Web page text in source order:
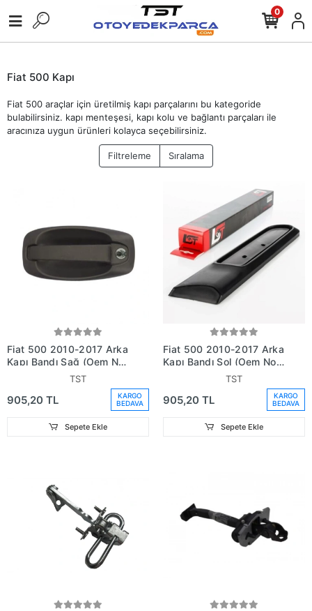
0
Fiat 500 Kapı
Fiat 500 araçlar için üretilmiş kapı parçalarını bu kategoride
bulabilirsiniz. kapı menteşesi, kapı kolu ve bağlantı parçaları ile
aracınıza uygun ürünleri kolayca seçebilirsiniz.
Filtreleme Sıralama
Fiat 500 2010-2017 Arka
Kapı Bandı Sağ (Oem No
(735488140))TST
905,20 TL
KARGO
BEDAVA
Sepete Ekle
Fiat 500 2010-2017 Arka
Kapı Bandı Sol (Oem No
(735488139))TST
905,20 TL
KARGO
BEDAVA
Sepete Ekle